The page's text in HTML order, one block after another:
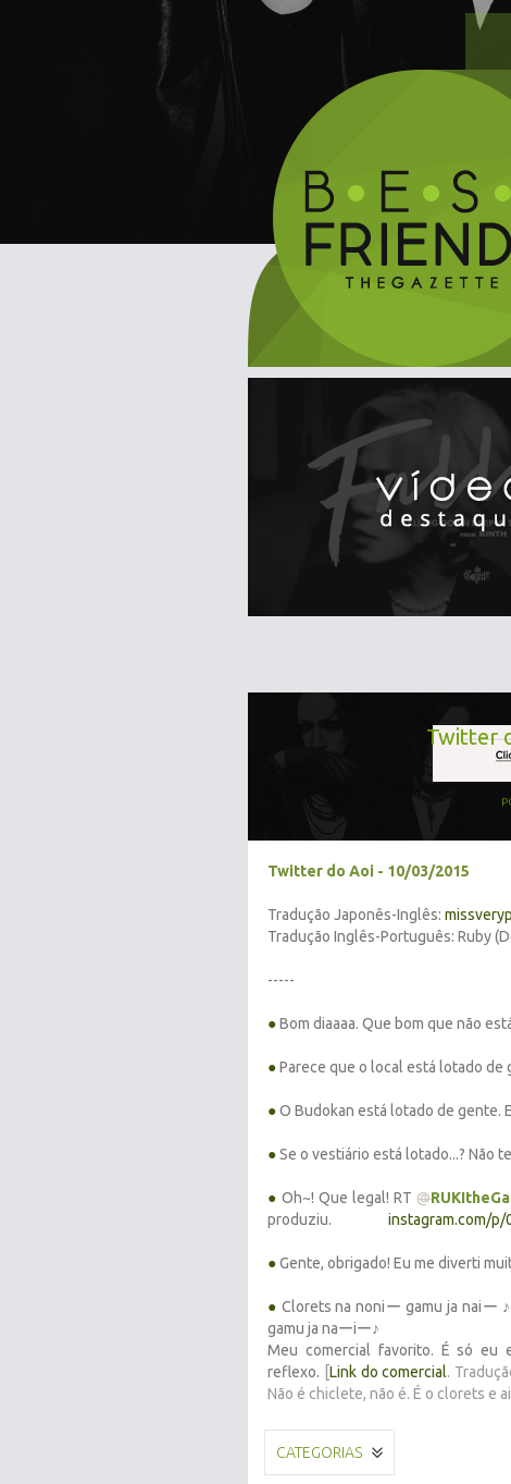
Twitter
Twitter do Aoi - 10/03/2015
Tradução Japonês-Inglês:
Tradução Inglês-Português: Ruby
-----
●Bom diaaaa. Que bom que não
●Parece que o local está lotado de
●O Budokan está lotado de gente.
●Se o vestiário está lotado...? Não
● Oh~! Que legal! RT@
produziu.
instagram.com/p/
●Gente, obrigado! Eu me diverti
● Clorets na noniー gamu ja naiー
gamu ja naーiー♪
Meu comercial favorito. É só eu
reflexo.
Link do comercial.
Não é chiclete, não é. É o clorets e
CATEGORIAS